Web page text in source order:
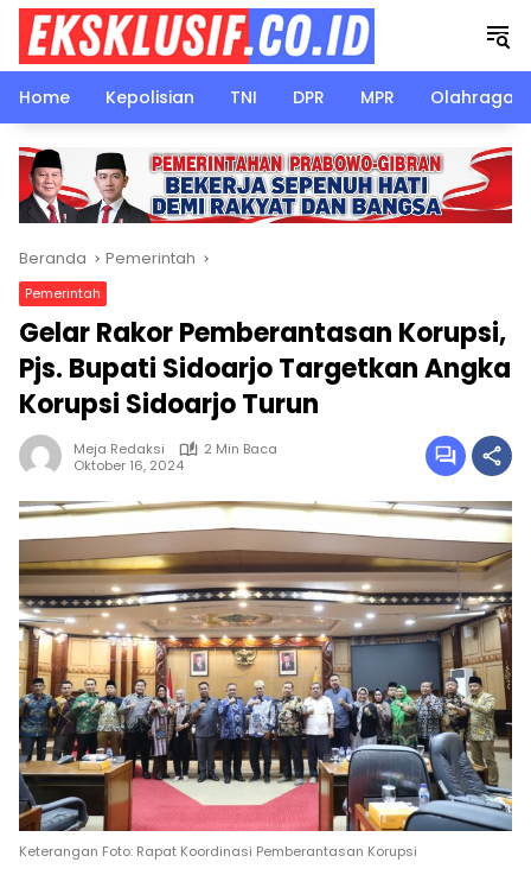
Langsung
konten
Home
Kepolisian TNI DPR MPR Olahraga
Beranda Pemerintah
Pemerintah
Gelar Rakor Pemberantasan Korupsi,
Pjs. Bupati Sidoarjo Targetkan Angka
Korupsi Sidoarjo Turun
Meja Redaksi
2 Min Baca
Oktober 16, 2024
Keterangan Foto: Rapat Koordinasi Pemberantasan Korupsi